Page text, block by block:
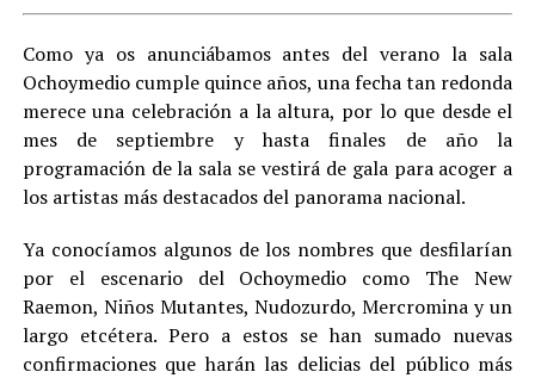
Como ya os anunciábamos antes del verano la sala
Ochoymedio cumple quince años, una fecha tan redonda
merece una celebración a la altura, por lo que desde el
mes de septiembre y hasta finales de año la
programación de la sala se vestirá de gala para acoger a
los artistas más destacados del panorama nacional.
Ya conocíamos algunos de los nombres que desfilarían
por el escenario del Ochoymedio como The New
Raemon, Niños Mutantes, Nudozurdo, Mercromina y un
largo etcétera. Pero a estos se han sumado nuevas
confirmaciones que harán las delicias del público más